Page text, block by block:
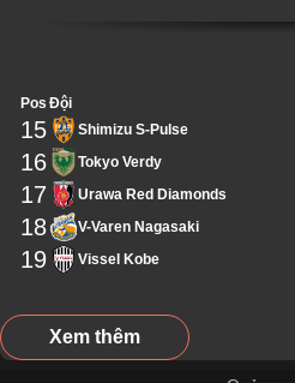
Pos Đội
15 Shimizu S-Pulse
16 Tokyo Verdy
17 Urawa Red Diamonds
18 V-Varen Nagasaki
19 Vissel Kobe
Xem thêm